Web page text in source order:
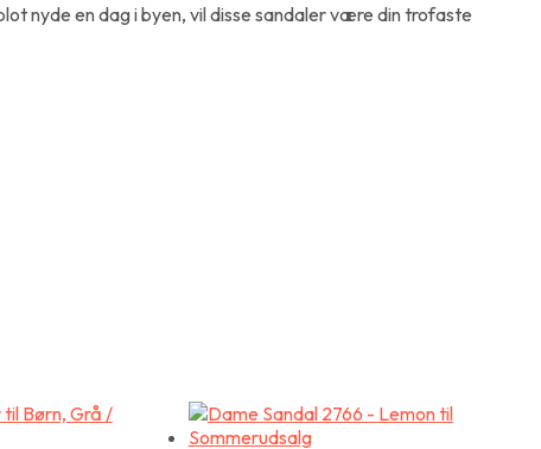
nyde en dag i byen, vil disse sandaler være din trofaste